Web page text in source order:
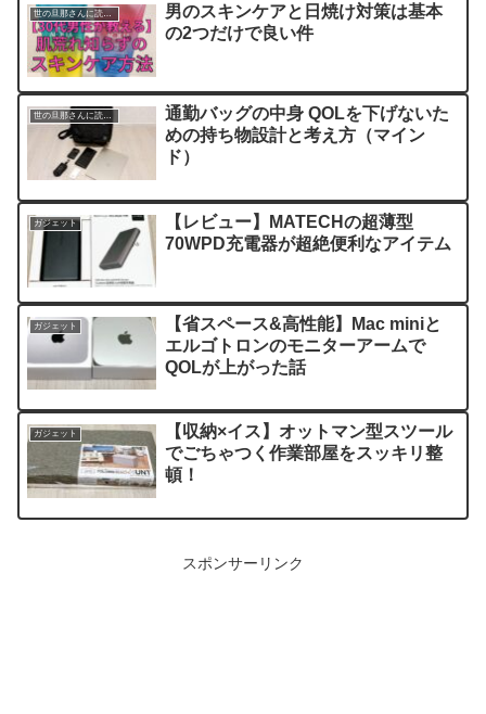
世の旦那さんに読んでほしい記事
男のスキンケアと日焼け対策は基本
の2つだけで良い件
世の旦那さんに読んでほしい記事
通勤バッグの中身 QOLを下げないた
めの持ち物設計と考え方（マイン
ド）
ガジェット
【レビュー】MATECHの超薄型
70WPD充電器が超絶便利なアイテム
ガジェット
【省スペース&高性能】Mac miniと
エルゴトロンのモニターアームで
QOLが上がった話
ガジェット
【収納×イス】オットマン型スツール
でごちゃつく作業部屋をスッキリ整
頓！
スポンサーリンク